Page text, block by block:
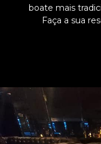
boate mais
Faça a sua